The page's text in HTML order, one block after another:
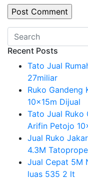
Recent Posts
Tato Jual
27miliar
Ruko Gandeng
10x15m Dijual
Tato Jual Ruko
Arifin Petojo
Jual Ruko
4.3M
Jual Cepat 5M
luas 535 2 lt